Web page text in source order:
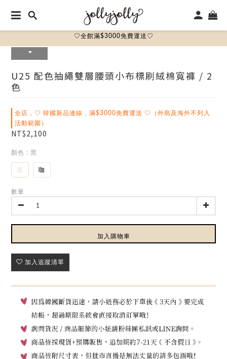
♡全館滿$3000免費運送♡
U25 配色抽繩雙層腰頭小布標刷絨棉寬褲 / 2
色
全店，♡ 韓國新品連線，滿$3000免費運送 ♡（外島及海外不列入
活動範圍）
NT$2,100
顏色 : 黑
黑 咖
數量
加入購物車
加入追蹤清單